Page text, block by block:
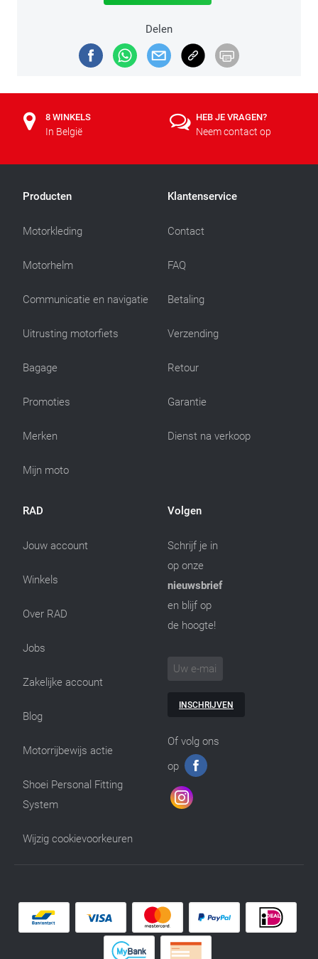
Delen
8 WINKELS
In België
HEB JE VRAGEN?
Neem contact op
Producten
Motorkleding
Motorhelm
Communicatie en navigatie
Uitrusting motorfiets
Bagage
Promoties
Merken
Mijn moto
Klantenservice
Contact
FAQ
Betaling
Verzending
Retour
Garantie
Dienst na verkoop
RAD
Jouw account
Winkels
Over RAD
Jobs
Zakelijke account
Blog
Motorrijbewijs actie
Shoei Personal Fitting
System
Wijzig cookievoorkeuren
Volgen
Schrijf je in
op onze
nieuwsbrief
en blijf op
de hoogte!
INSCHRIJVEN
Of volg ons
op